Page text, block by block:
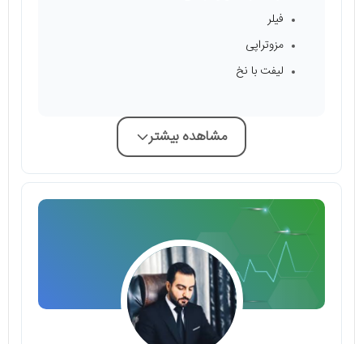
فیلر
مزوتراپی
لیفت با نخ
مشاهده بیشتر